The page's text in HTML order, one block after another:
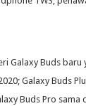
Galaxy Buds baru
Galaxy Buds
Buds Pro sama